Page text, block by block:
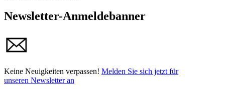
Newsletter-Anmeldebanner
Keine Neuigkeiten verpassen! Melden Sie sich jetzt für
unseren Newsletter an